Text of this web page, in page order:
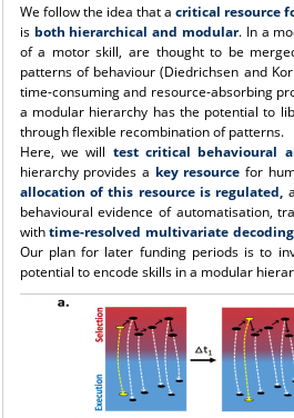
We follow the idea that a critical resource
is both hierarchical and modular. In a
of a motor skill, are thought to be
patterns of behaviour (Diedrichsen and
time-consuming and resource-absorbing
a modular hierarchy has the potential to
through flexible recombination of patterns.
Here, we will test critical behavioural
hierarchy provides a key resource for
allocation of this resource is regulated,
behavioural evidence of automatisation,
withtime-resolved multivariate
Our plan for later funding periods is to
potential to encode skills in a modular